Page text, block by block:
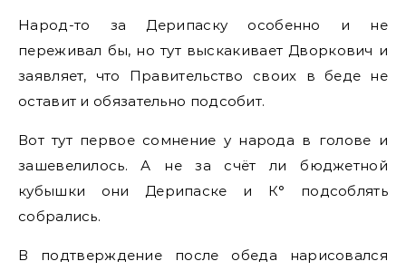
Народ-то за Дерипаску особенно и не
переживал бы, но тут выскакивает Дворкович и
заявляет, что Правительство своих в беде не
оставит и обязательно подсобит.
Вот тут первое сомнение у народа в голове и
зашевелилось. А не за счёт ли бюджетной
кубышки они Дерипаске и К° подсоблять
собрались.
В подтверждение после обеда нарисовался